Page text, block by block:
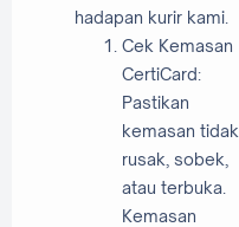
hadapan kurir kami.
Cek Kemasan
CertiCard:
Pastikan
kemasan tidak
rusak, sobek,
atau terbuka.
Kemasan